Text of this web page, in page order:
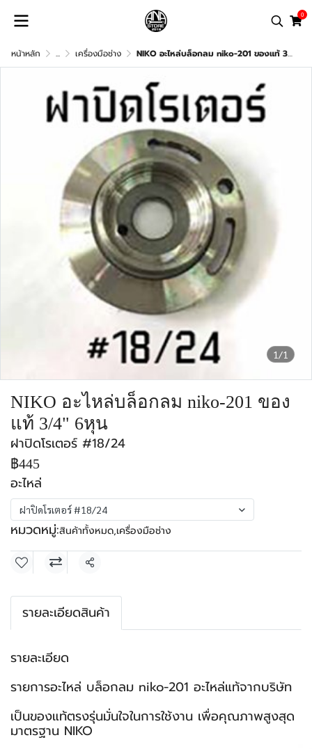
0
หน้าหลัก ... เครื่องมือช่าง NIKO อะไหล่บล็อกลม niko-201 ของแท้ 3/4" 6หุน
1/1
NIKO อะไหล่บล็อกลม niko-201 ของ
แท้ 3/4" 6หุน
ฝาปิดโรเตอร์ #18/24
฿445
อะไหล่
ฝาปิดโรเตอร์ #18/24
หมวดหมู่:สินค้าทั้งหมด,เครื่องมือช่าง
แชร์
รายละเอียดสินค้า
รายละเอียด
รายการอะไหล่ บล็อกลม niko-201 อะไหล่แท้จากบริษัท
เป็นของแท้ตรงรุ่นมั่นใจในการใช้งาน เพื่อคุณภาพสูงสุด
มาตรฐาน NIKO